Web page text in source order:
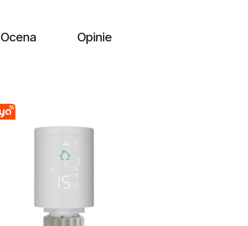
Ocena Opinie